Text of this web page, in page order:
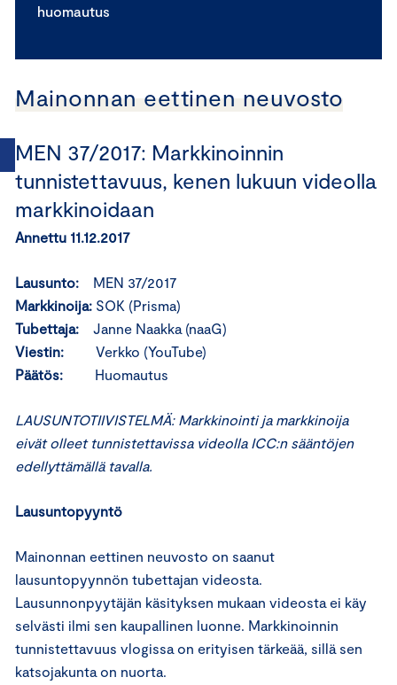
huomautus
Mainonnan eettinen neuvosto
MEN 37/2017: Markkinoinnin
tunnistettavuus, kenen lukuun videolla
markkinoidaan
Annettu 11.12.2017
Lausunto: MEN 37/2017
Markkinoija: SOK (Prisma)
Tubettaja: Janne Naakka (naaG)
Viestin: Verkko (YouTube)
Päätös: Huomautus
LAUSUNTOTIIVISTELMÄ: Markkinointi ja markkinoija
eivät olleet tunnistettavissa videolla ICC:n sääntöjen
edellyttämällä tavalla.
Lausuntopyyntö
Mainonnan eettinen neuvosto on saanut
lausuntopyynnön tubettajan videosta.
Lausunnonpyytäjän käsityksen mukaan videosta ei käy
selvästi ilmi sen kaupallinen luonne. Markkinoinnin
tunnistettavuus vlogissa on erityisen tärkeää, sillä sen
katsojakunta on nuorta.